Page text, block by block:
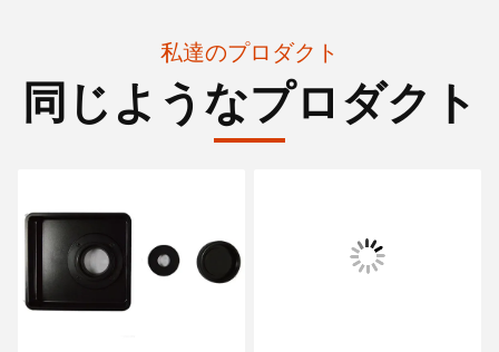
私達のプロダクト
同じようなプロダクト